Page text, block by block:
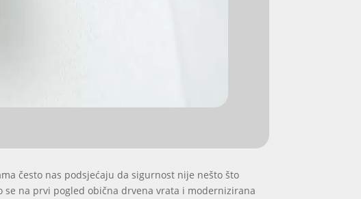
često nas podsjećaju da sigurnost nije nešto što
se na prvi pogled obična drvena vrata i modernizirana